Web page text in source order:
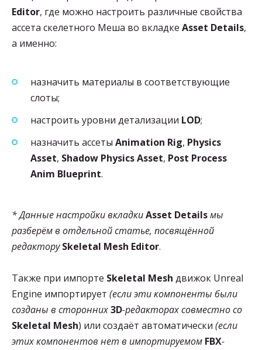
Editor, где можно настроить различные свойства
ассета скелетного Меша во вкладке Asset Details,
а именно:
назначить материалы в соответствующие
слоты;
настроить уровни детализации LOD;
назначить ассеты Animation Rig, Physics
Asset, Shadow Physics Asset, Post Process
Anim Blueprint.
* Данные настройки вкладкиAsset Detailsмы
разберём в отдельной статье, посвящённой
редактору Skeletal Mesh Editor.
Также при импорте Skeletal Mesh движок Unreal
Engine импортирует (если эти компоненты были
созданы в сторонних3D-редакторах совместно со
Skeletal Mesh) или создаёт автоматически (если
этих компонентов нет в импортируемом FBX-